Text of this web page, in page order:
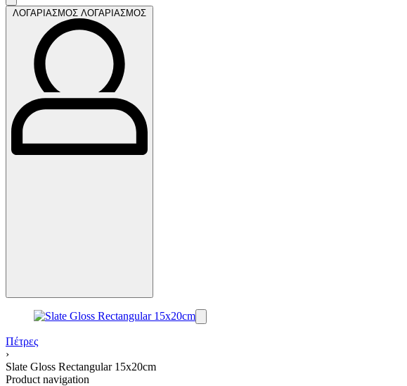
ΛΟΓΑΡΙΑΣΜΟΣ ΛΟΓΑΡΙΑΣΜΟΣ
Πέτρες
›
Slate Gloss Rectangular 15x20cm
Product navigation